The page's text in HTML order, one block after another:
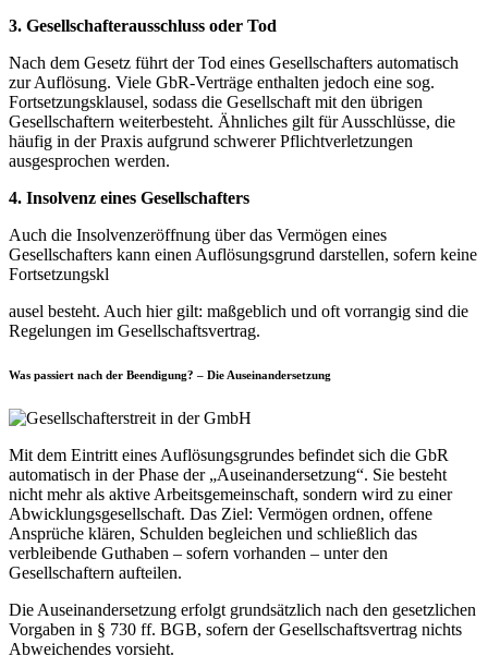
3. Gesellschafterausschluss oder Tod
Nach dem Gesetz führt der Tod eines Gesellschafters automatisch
zur Auflösung. Viele GbR-Verträge enthalten jedoch eine sog.
Fortsetzungsklausel, sodass die Gesellschaft mit den übrigen
Gesellschaftern weiterbesteht. Ähnliches gilt für Ausschlüsse, die
häufig in der Praxis aufgrund schwerer Pflichtverletzungen
ausgesprochen werden.
4. Insolvenz eines Gesellschafters
Auch die Insolvenzeröffnung über das Vermögen eines
Gesellschafters kann einen Auflösungsgrund darstellen, sofern keine
Fortsetzungskl
ausel besteht. Auch hier gilt: maßgeblich und oft vorrangig sind die
Regelungen im Gesellschaftsvertrag.
Was passiert nach der Beendigung? – Die Auseinandersetzung
Mit dem Eintritt eines Auflösungsgrundes befindet sich die GbR
automatisch in der Phase der „Auseinandersetzung“. Sie besteht
nicht mehr als aktive Arbeitsgemeinschaft, sondern wird zu einer
Abwicklungsgesellschaft. Das Ziel: Vermögen ordnen, offene
Ansprüche klären, Schulden begleichen und schließlich das
verbleibende Guthaben – sofern vorhanden – unter den
Gesellschaftern aufteilen.
Die Auseinandersetzung erfolgt grundsätzlich nach den gesetzlichen
Vorgaben in § 730 ff. BGB, sofern der Gesellschaftsvertrag nichts
Abweichendes vorsieht.